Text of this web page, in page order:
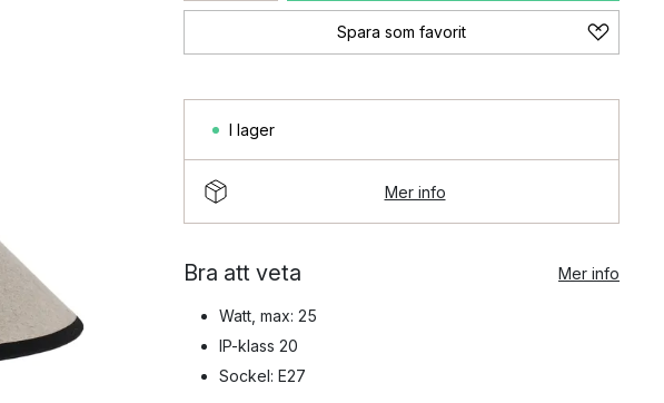
Spara som favorit
I lager
Mer info
Bra att veta Mer info
Watt, max: 25
IP-klass 20
Sockel: E27